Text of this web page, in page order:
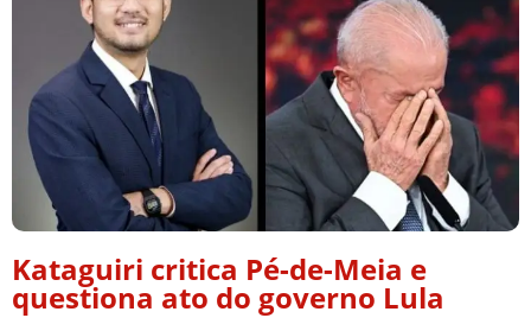
Kataguiri critica Pé-de-Meia e
questiona ato do governo Lula